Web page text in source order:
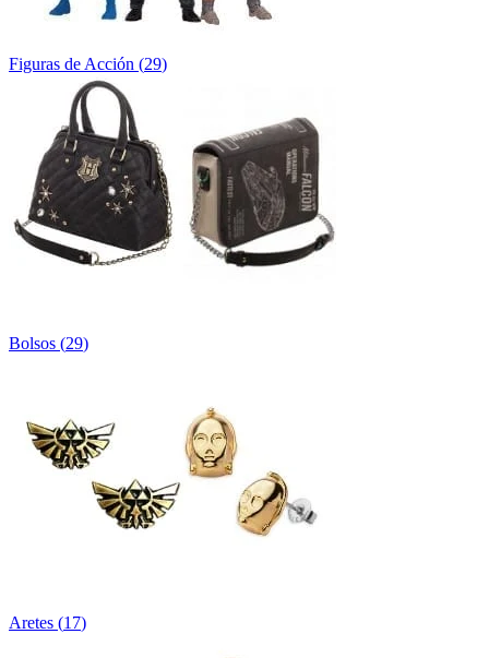
Figuras de Acción (29)
Bolsos (29)
Aretes (17)